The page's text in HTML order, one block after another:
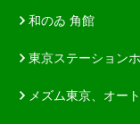
和のゐ 角館
東京ステーション
メズム東京、オー